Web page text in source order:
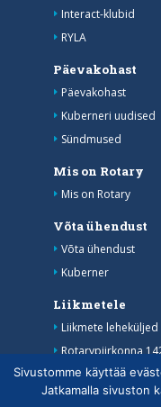
Interact-klubid
RYLA
Päevakohast
Päevakohast
Kuberneri uudised
Sündmused
Mis on Rotary
Mis on Rotary
Võta ühendust
Võta ühendust
Kuberner
Liikmetele
Liikmete leheküljed
Rotarypiirkonna
MyRotary
Sivustomme käyttää
Jatkamalla sivuston